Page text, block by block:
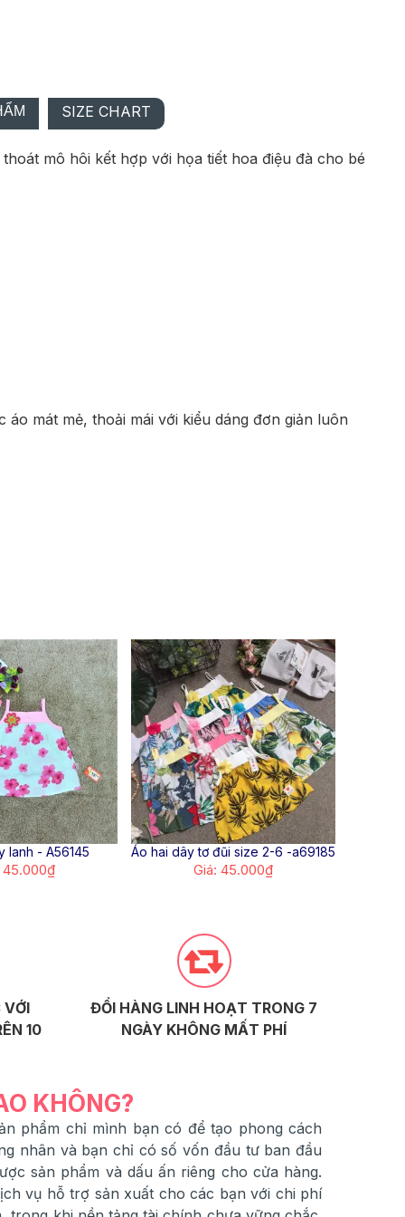
SIZE CHART
mô hôi kết hợp với họa tiết hoa điệu đà cho bé
mát mẻ, thoải mái với kiểu dáng đơn giản luôn
lanh - A56145
45.000₫
Áo hai dây tơ đũi size 2-6 -a69185
Giá: 45.000₫
VỚI
10
ĐỔI HÀNG LINH HOẠT TRONG 7
NGÀY KHÔNG MẤT PHÍ
KHÔNG?
phẩm chỉ mình bạn có để tạo phong cách
nhân và bạn chỉ có số vốn đầu tư ban đầu
sản phẩm và dấu ấn riêng cho cửa hàng.
vụ hỗ trợ sản xuất cho các bạn với chi phí